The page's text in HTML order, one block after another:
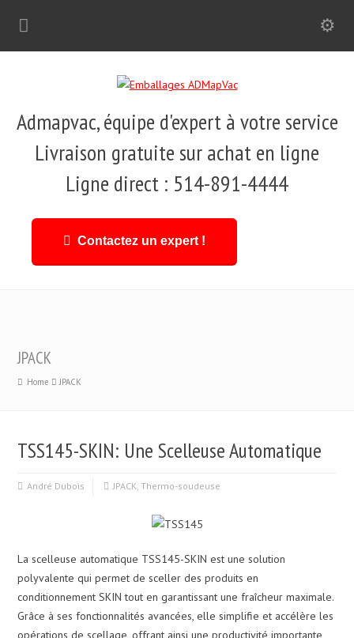
Admapvac, équipe d'expert à votre service
Livraison gratuite sur achat en ligne
Ligne direct : 514-891-4444
Contactez un expert !
JPACK
Home JPACK
TSS145-SKIN: Une Scelleuse Automatique
André Dubois JPACK,Thermo-soudeuse
La scelleuse automatique TSS145-SKIN est une solution
polyvalente qui permet de sceller des produits en
conditionnement SKIN tout en garantissant une fraîcheur maximale.
Grâce à ses fonctionnalités avancées, elle simplifie et accélère les
opérations de scellage, offrant ainsi une productivité importante